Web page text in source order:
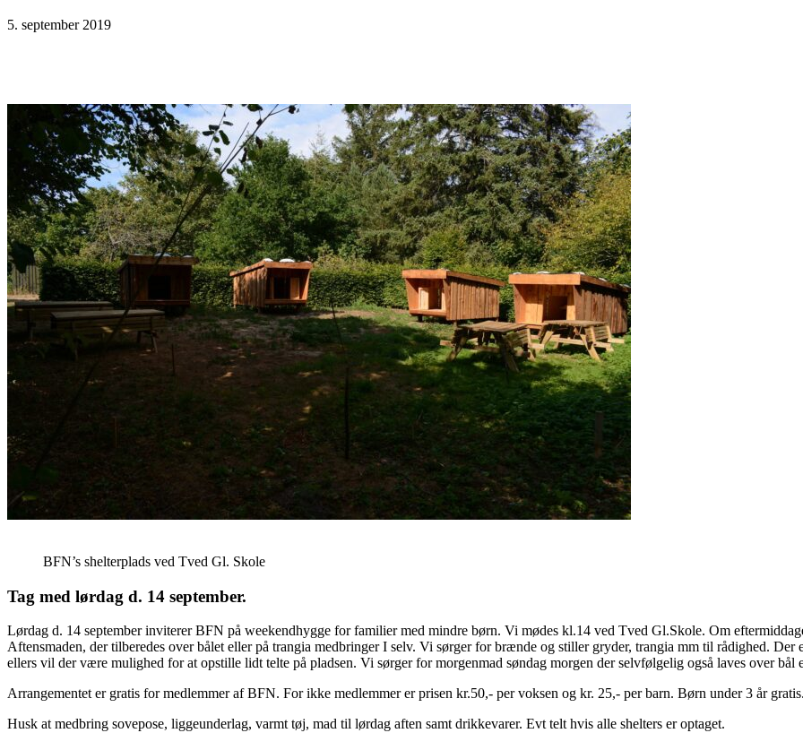
5. september 2019
BFN’s shelterplads ved Tved Gl. Skole
Tag med lørdag d. 14 september.
Lørdag d. 14 september inviterer BFN på weekendhygge for familier med mindre børn. Vi mødes kl.14 ved Tved Gl.Skole. Om
Aftensmaden, der tilberedes over bålet eller på trangia medbringer I selv. Vi sørger for brænde og stiller gryder, trangia mm til rådighed.
ellers vil der være mulighed for at opstille lidt telte på pladsen. Vi sørger for morgenmad søndag morgen der selvfølgelig også laves over bål
Arrangementet er gratis for medlemmer af BFN. For ikke medlemmer er prisen kr.50,- per voksen og kr. 25,- per barn. Børn under 3 år gratis.
Husk at medbring sovepose, liggeunderlag, varmt tøj, mad til lørdag aften samt drikkevarer. Evt telt hvis alle shelters er optaget.